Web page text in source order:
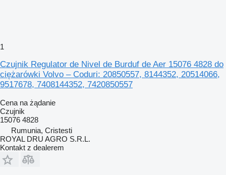
1
Czujnik Regulator de Nivel de Burduf de Aer 15076 4828 do
ciężarówki Volvo – Coduri: 20850557, 8144352, 20514066,
9517678, 7408144352, 7420850557
Cena na żądanie
Czujnik
15076 4828
Rumunia, Cristesti
ROYAL DRU AGRO S.R.L.
Kontakt z dealerem